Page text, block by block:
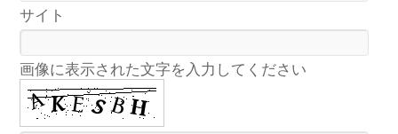
サイト
画像に表示された文字を入力してください